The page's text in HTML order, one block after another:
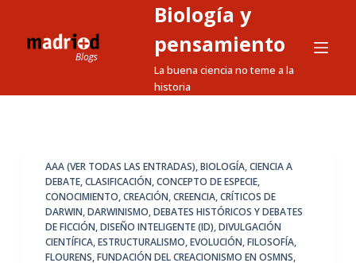
a
Biología y
pensamiento
La buena ciencia no teme a la
historia
AAA (VER TODAS LAS ENTRADAS),BIOLOGÍA,CIENCIA A
DEBATE,CLASIFICACIÓN,CONCEPTO DE ESPECIE,
CONOCIMIENTO,CREACIÓN,CREENCIA,CRÍTICOS DE
DARWIN,DARWINISMO,DEBATES HISTÓRICOS Y DEBATES
DE FICCIÓN,DISEÑO INTELIGENTE (ID),DIVULGACIÓN
CIENTÍFICA,ESTRUCTURALISMO,EVOLUCIÓN,FILOSOFÍA,
FLOURENS,FUNDACIÓN DEL CREACIONISMO EN OSMNS,